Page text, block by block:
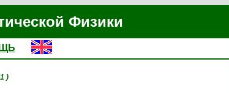
Физики
)